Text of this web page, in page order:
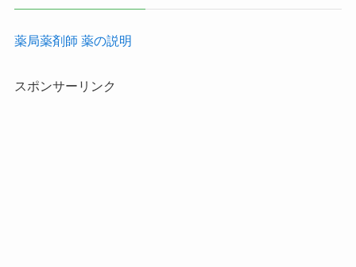
薬局薬剤師 薬の説明
スポンサーリンク